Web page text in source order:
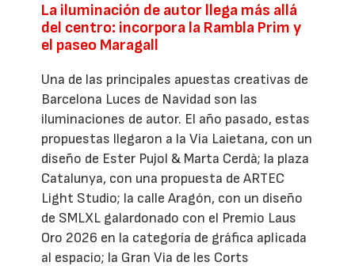
La iluminación de autor llega más allá
del centro: incorpora la Rambla Prim y
el paseo Maragall
Una de las principales apuestas creativas de
Barcelona Luces de Navidad son las
iluminaciones de autor. El año pasado, estas
propuestas llegaron a la Via Laietana, con un
diseño de Ester Pujol & Marta Cerdà; la plaza
Catalunya, con una propuesta de ARTEC
Light Studio; la calle Aragón, con un diseño
de SMLXL galardonado con el Premio Laus
Oro 2026 en la categoría de gráfica aplicada
al espacio; la Gran Via de les Corts